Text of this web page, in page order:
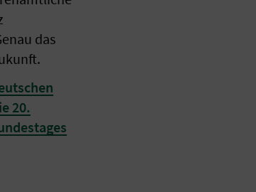
das
20.